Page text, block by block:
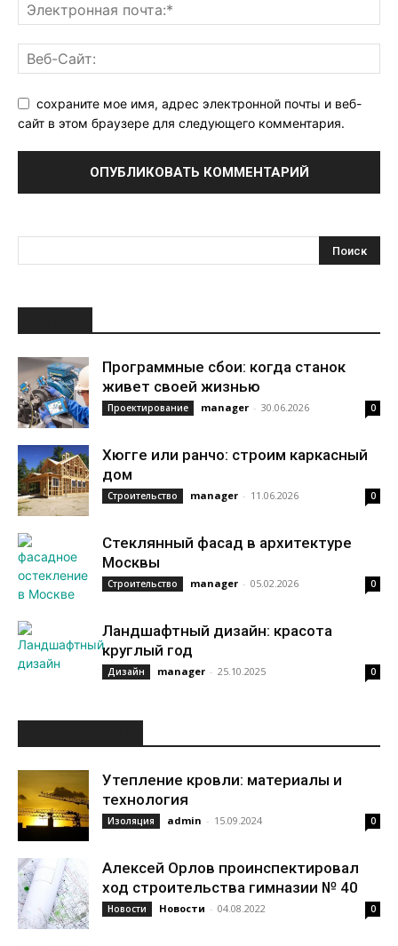
сохраните мое имя, адрес электронной почты и веб-
сайт в этом браузере для следующего комментария.
Программные сбои: когда станок
живет своей жизнью
Проектирование manager - 30.06.2026 0
Хюгге или ранчо: строим каркасный
дом
Строительство manager - 11.06.2026 0
Стеклянный фасад в архитектуре
Москвы
Строительство manager - 05.02.2026 0
Ландшафтный дизайн: красота
круглый год
Дизайн manager - 25.10.2025 0
Утепление кровли: материалы и
технология
Изоляция admin - 15.09.2024 0
Алексей Орлов проинспектировал
ход строительства гимназии № 40
Новости Новости - 04.08.2022 0